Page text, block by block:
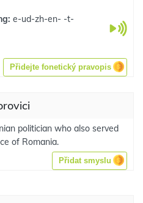
e-ud-zh-en- -t-
Přidejte fonetický pravopis
politician who also served
of Romania.
Přidat smyslu